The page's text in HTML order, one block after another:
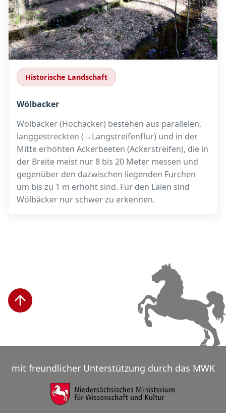
Historische Landschaft
Wölbacker
Wölbäcker (Hochäcker) bestehen aus parallelen,
lang­gestreckten (→Langstreifenflur) und in der
Mitte erhöhten Ackerbeeten (Ackerstreifen), die in
der Breite meist nur 8 bis 20 Meter messen und
gegenüber den dazwischen liegenden Furchen
um bis zu 1 m erhöht sind. Für den Laien sind
Wölbäcker nur schwer zu erkennen.
mit freundlicher Unterstützung durch das MWK